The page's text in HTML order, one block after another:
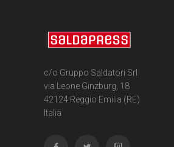
c/o Gruppo Saldatori Srl
via Leone Ginzburg, 18
42124 Reggio Emilia (RE)
Italia